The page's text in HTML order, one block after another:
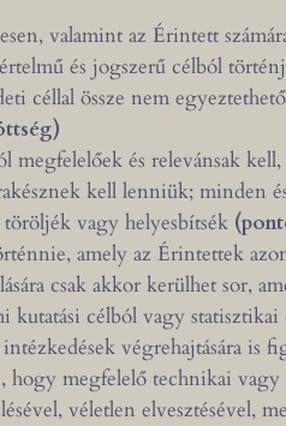
valamint az Érintett
és jogszerű célból
céllal össze nem
megfelelőek és relevánsak
kell lenniük; minden
töröljék vagy helyesbítsék
amely az Érintettek
csak akkor kerülhet sor,
kutatási célból vagy
végrehajtására is
megfelelő technikai vagy
véletlen elvesztésével,